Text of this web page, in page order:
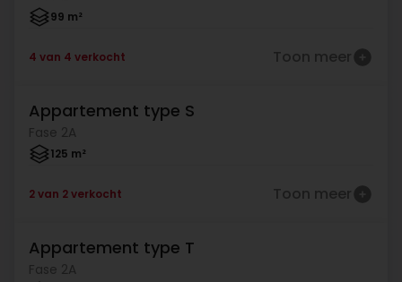
99 m²
4 van 4 verkocht Toon meer
Verkocht
Appartement type S
Fase 2A
125 m²
2 van 2 verkocht Toon meer
Verkocht
Appartement type T
Fase 2A